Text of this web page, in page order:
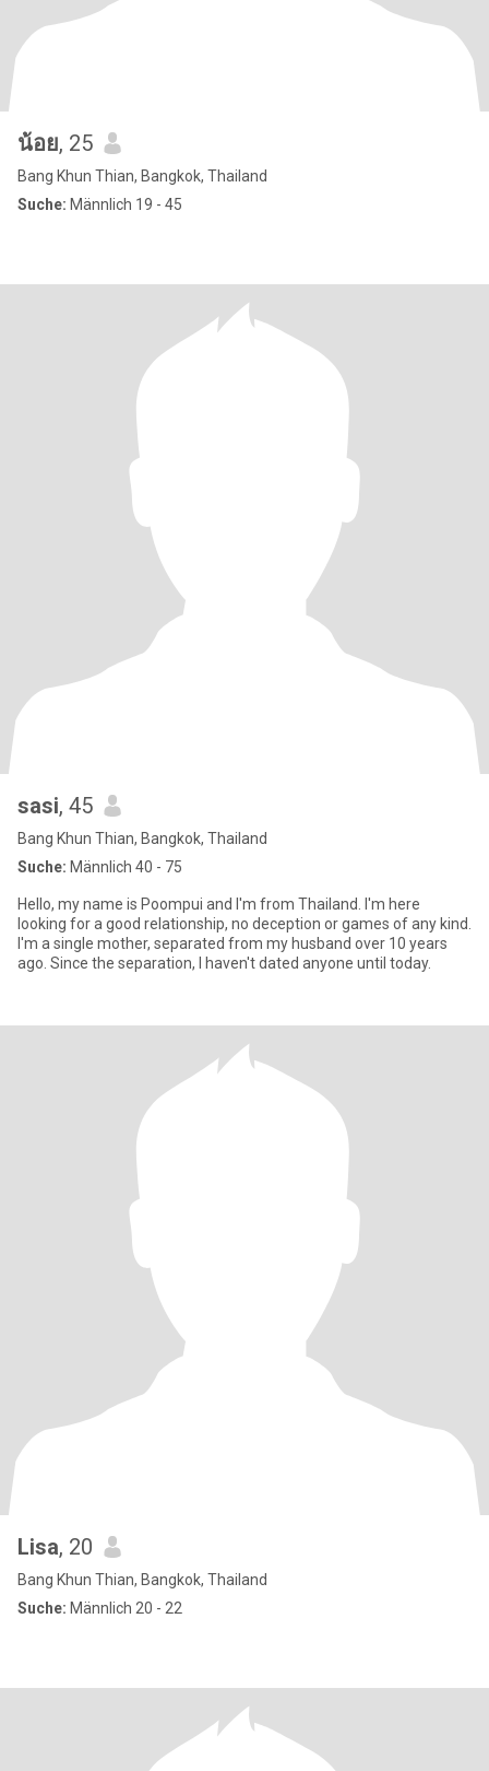
น้อย, 25
Bang Khun Thian, Bangkok, Thailand
Suche: Männlich 19 - 45
sasi, 45
Bang Khun Thian, Bangkok, Thailand
Suche: Männlich 40 - 75
Hello, my name is Poompui and I'm from Thailand. I'm here
looking for a good relationship, no deception or games of any kind.
I'm a single mother, separated from my husband over 10 years
ago. Since the separation, I haven't dated anyone until today.
Lisa, 20
Bang Khun Thian, Bangkok, Thailand
Suche: Männlich 20 - 22